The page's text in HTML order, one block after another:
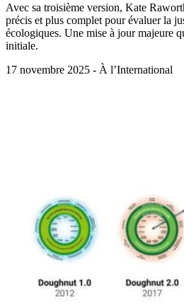
Avec sa troisième version, Kate
précis et plus complet pour évaluer la
écologiques. Une mise à jour majeure
initiale.
17 novembre 2025 - À l’International